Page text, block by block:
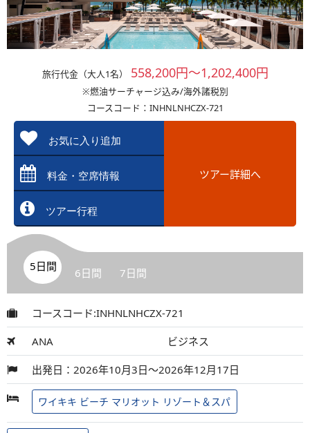
旅行代金（大人1名） 558,200円～1,202,400円
※燃油サーチャージ込み/海外諸税別
コースコード：INHNLNHCZX-721
お気に入り追加
料金・空席情報
ツアー行程
ツアー詳細へ
5日間 6日間 7日間
コースコード:INHNLNHCZX-721
ANA ビジネス
出発日：2026年10月3日～2026年12月17日
ワイキキ ビーチ マリオット リゾート＆スパ